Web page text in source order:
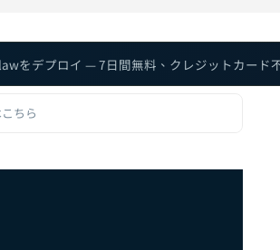
ィング完全ガイド：Doctor診断、再起動修復
をデプロイ — 7日間無料、クレジットカード
ちら